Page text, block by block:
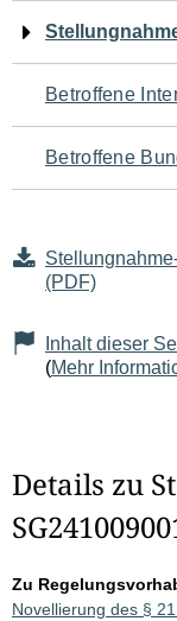
für
den
Betroffene
Betroffene
(PDF)
Inhalt dieser
(Mehr
Details zu
Zu
Novellierung des §